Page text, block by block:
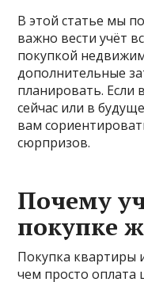
В этой статье мы
важно вести учёт
покупкой
дополнительные
планировать. Если
сейчас или в
вам
сюрпризов.
Почему
покупке
Покупка квартиры
чем просто